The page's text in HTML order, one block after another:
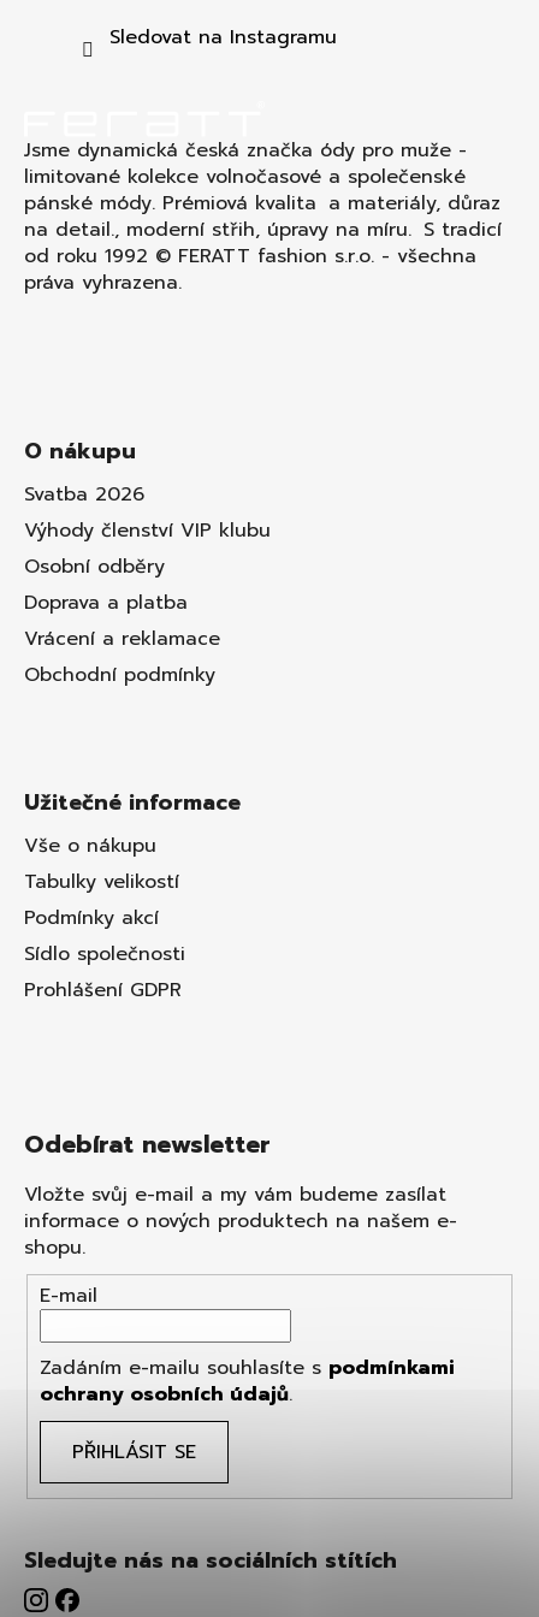
Sledovat na Instagramu
Jsme dynamická česká značka ódy pro muže -
limitované kolekce volnočasové a společenské
pánské módy. Prémiová kvalita a materiály, důraz
na detail., moderní střih, úpravy na míru. S tradicí
od roku 1992 © FERATT fashion s.r.o. - všechna
práva vyhrazena.
O nákupu
Svatba 2026
Výhody členství VIP klubu
Osobní odběry
Doprava a platba
Vrácení a reklamace
Obchodní podmínky
Užitečné informace
Vše o nákupu
Tabulky velikostí
Podmínky akcí
Sídlo společnosti
Prohlášení GDPR
Odebírat newsletter
Vložte svůj e-mail a my vám budeme zasílat
informace o nových produktech na našem e-
shopu.
E-mail
Zadáním e-mailu souhlasíte s podmínkami
ochrany osobních údajů.
PŘIHLÁSIT SE
Sledujte nás na sociálních stítích